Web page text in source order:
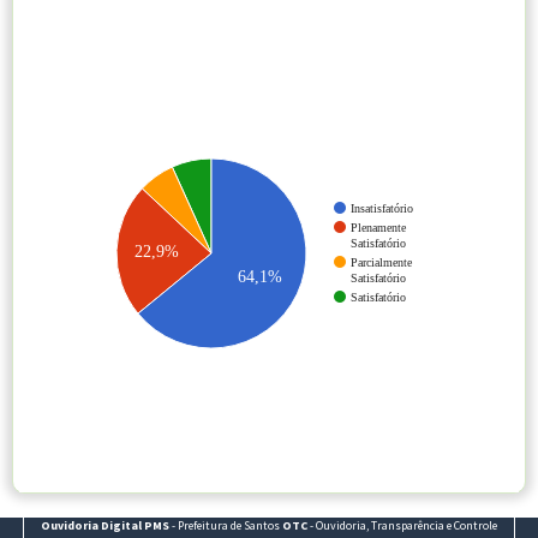
Insatisfatório
Plenamente
Satisfatório
Parcialmente
Satisfatório
Satisfatório
22,9%
64,1%
Ouvidoria Digital PMS- Prefeitura de Santos OTC- Ouvidoria, Transparência e Controle